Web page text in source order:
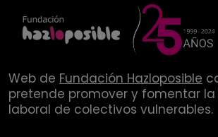
Web de Fundación Hazloposible
pretende promover y fomentar la
laboral de colectivos vulnerables.